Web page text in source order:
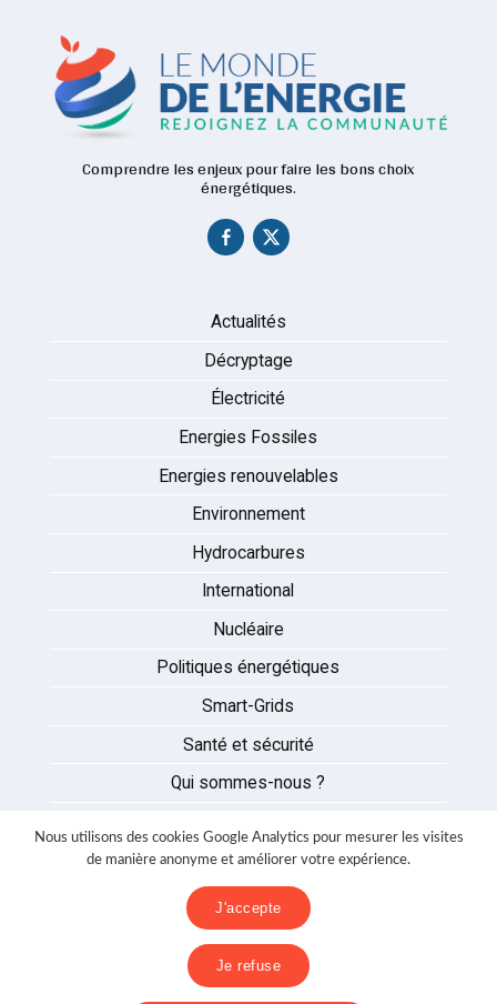
Comprendre les enjeux pour faire les bons choix
énergétiques.
Actualités
Décryptage
Électricité
Energies Fossiles
Energies renouvelables
Environnement
Hydrocarbures
International
Nucléaire
Politiques énergétiques
Smart-Grids
Santé et sécurité
Qui sommes-nous ?
Partenaires
Nous contacter
Politique de confidentialité
Nous utilisons des cookies Google Analytics pour mesurer les visites
de manière anonyme et améliorer votre expérience.
J'accepte
Je refuse